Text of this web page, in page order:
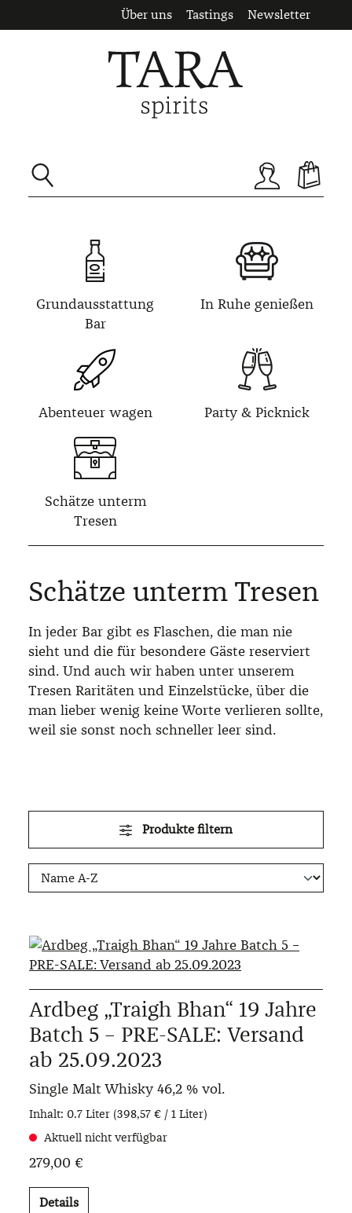
Zum Hauptinhalt springen
Über uns Tastings Newsletter
Grundausstattung
Bar
In Ruhe genießen
Abenteuer wagen Party & Picknick
Schätze unterm
Tresen
Schätze unterm Tresen
In jeder Bar gibt es Flaschen, die man nie
sieht und die für besondere Gäste reserviert
sind. Und auch wir haben unter unserem
Tresen Raritäten und Einzelstücke, über die
man lieber wenig keine Worte verlieren sollte,
weil sie sonst noch schneller leer sind.
Produkte filtern
Ardbeg „Traigh Bhan“ 19 Jahre
Batch 5 – PRE-SALE: Versand
ab 25.09.2023
Single Malt Whisky 46,2 % vol.
Inhalt: 0.7 Liter (398,57 € / 1 Liter)
Aktuell nicht verfügbar
279,00 €
Details